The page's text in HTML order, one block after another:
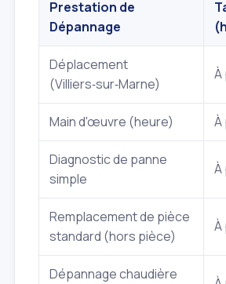
Prestation de
Dépannage
Déplacement
(Villiers‑sur‑Marne)
À
Main d'œuvre (heure) À
Diagnostic de panne
simple
À
Remplacement de pièce
standard (hors pièce)
À
Dépannage chaudière